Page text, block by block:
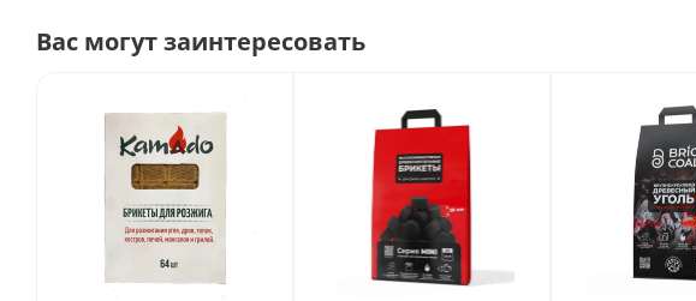
Вас могут заинтересовать